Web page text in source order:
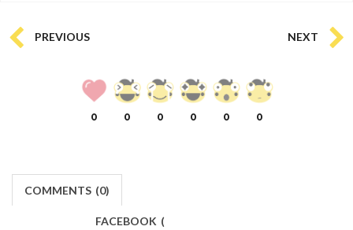
PREVIOUS NEXT
0 0 0 0 0 0
COMMENTS (0)
FACEBOOK (